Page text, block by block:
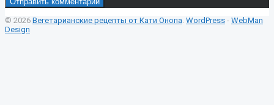
© 2026 Вегетарианские рецепты от Кати Онопа WordPress - WebMan
Design